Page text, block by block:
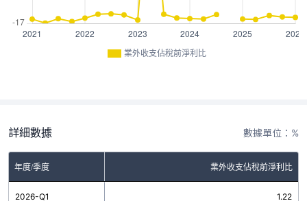
業外收支佔稅前淨利比
詳細數據 數據單位：%
年度/季度 業外收支佔稅前淨利比
2026-Q1 1.22